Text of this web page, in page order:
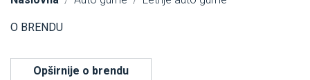
O BRENDU
Opširnije o brendu